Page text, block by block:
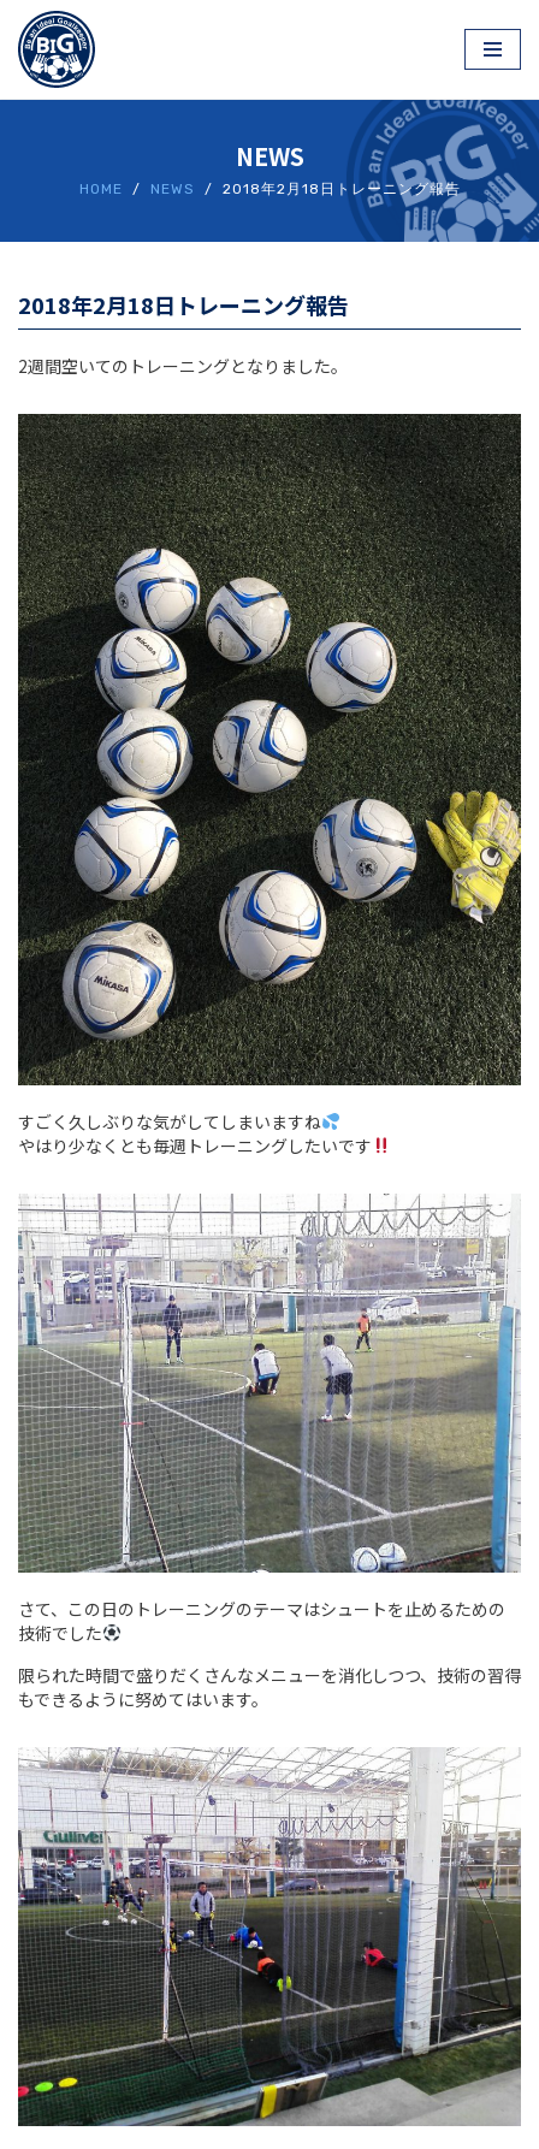
コ
ス
ッ
プ
2018年2月20日
NEWS
HOME / NEWS / 2018年2月18日トレーニング報告
2018年2月18日トレーニング報告
2週間空いてのトレーニングとなりました。
すごく久しぶりな気がしてしまいますね
やはり少なくとも毎週トレーニングしたいです
さて、この日のトレーニングのテーマはシュートを止めるための
技術でした
限られた時間で盛りだくさんなメニューを消化しつつ、技術の習得
もできるように努めてはいます。